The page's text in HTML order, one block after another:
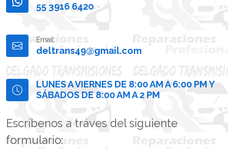
55 3916 6420
Email:
deltrans49@gmail.com
LUNES A VIERNES DE 8:00 AM A 6:00 PM Y
SÁBADOS DE 8:00 AM A 2 PM
Escríbenos a tráves del siguiente
formulario: